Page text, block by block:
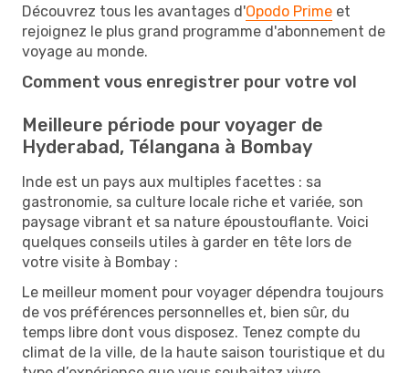
Découvrez tous les avantages d'Opodo Prime et
rejoignez le plus grand programme d'abonnement de
voyage au monde.
Comment vous enregistrer pour votre vol
Meilleure période pour voyager de
Hyderabad, Télangana à Bombay
Inde est un pays aux multiples facettes : sa
gastronomie, sa culture locale riche et variée, son
paysage vibrant et sa nature époustouflante. Voici
quelques conseils utiles à garder en tête lors de
votre visite à Bombay :
Le meilleur moment pour voyager dépendra toujours
de vos préférences personnelles et, bien sûr, du
temps libre dont vous disposez. Tenez compte du
climat de la ville, de la haute saison touristique et du